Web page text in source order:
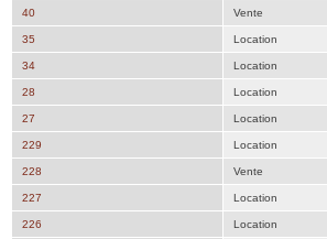
40 Vente
35 Location
34 Location
28 Location
27 Location
229 Location
228 Vente
227 Location
226 Location